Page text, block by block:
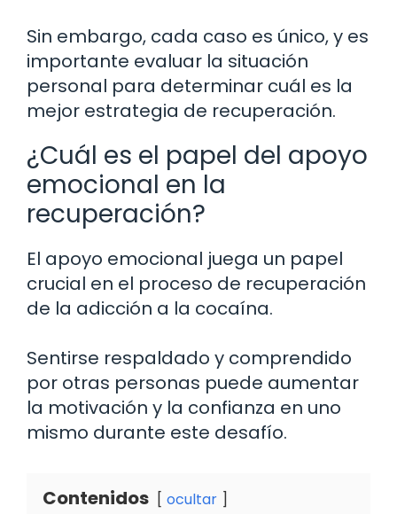
Sin embargo, cada caso es único, y es
importante evaluar la situación
personal para determinar cuál es la
mejor estrategia de recuperación.
¿Cuál es el papel del apoyo
emocional en la
recuperación?
El apoyo emocional juega un papel
crucial en el proceso de recuperación
de la adicción a la cocaína.
Sentirse respaldado y comprendido
por otras personas puede aumentar
la motivación y la confianza en uno
mismo durante este desafío.
Contenidos ocultar